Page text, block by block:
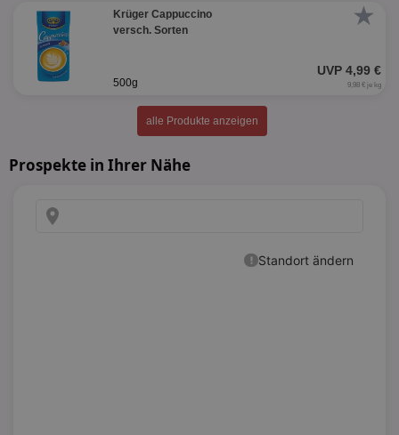
★
Krüger Cappuccino
versch. Sorten
UVP 4,99 €
500g 9,98 € je kg
alle Produkte anzeigen
Prospekte in Ihrer Nähe